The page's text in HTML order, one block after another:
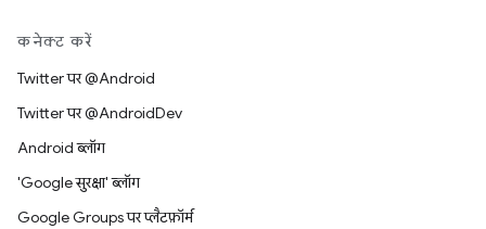
कनेक्ट करें
Twitter पर @Android
Twitter पर @AndroidDev
Android ब्लॉग
'Google सुरक्षा' ब्लॉग
Google Groups पर प्लैटफ़ॉर्म